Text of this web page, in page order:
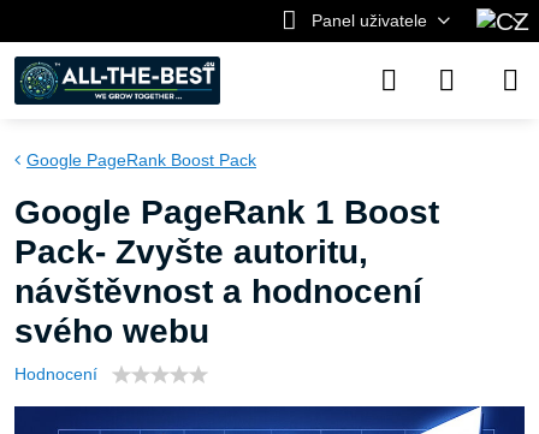
Panel uživatele
Google PageRank Boost Pack
Google PageRank 1 Boost
Pack- Zvyšte autoritu,
návštěvnost a hodnocení
svého webu
Hodnocení